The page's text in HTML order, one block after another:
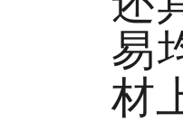
易
材